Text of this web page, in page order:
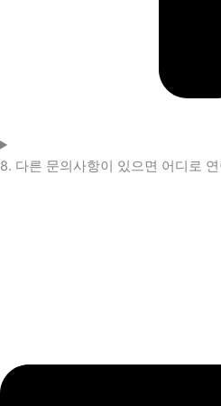
8. 다른 문의사항이 있으면 어디로